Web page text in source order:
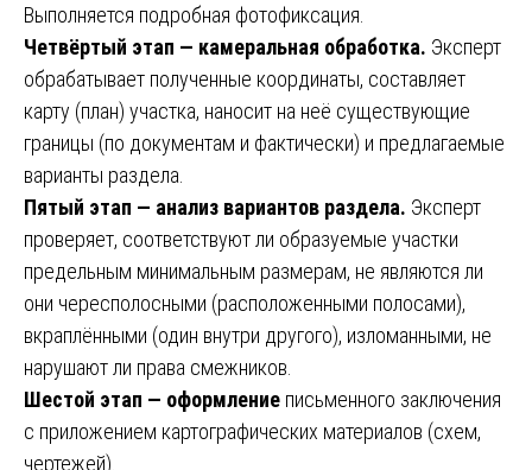
Выполняется подробная фотофиксация.
Четвёртый этап — камеральная обработка. Эксперт
обрабатывает полученные координаты, составляет
карту (план) участка, наносит на неё существующие
границы (по документам и фактически) и предлагаемые
варианты раздела.
Пятый этап — анализ вариантов раздела. Эксперт
проверяет, соответствуют ли образуемые участки
предельным минимальным размерам, не являются ли
они чересполосными (расположенными полосами),
вкраплёнными (один внутри другого), изломанными, не
нарушают ли права смежников.
Шестой этап — оформление письменного заключения
с приложением картографических материалов (схем,
чертежей).